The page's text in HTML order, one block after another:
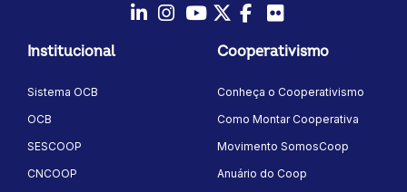
Instagram
YoutubeTwitter/X
Facebook
Institucional
Sistema OCB
OCB
SESCOOP
CNCOOP
Cooperativismo
Conheça o Cooperativismo
Como Montar Cooperativa
Movimento SomosCoop
Anuário do Coop